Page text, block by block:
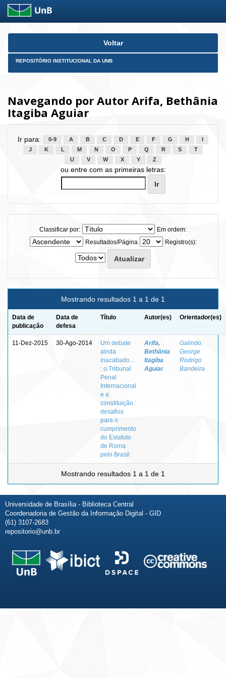
Skip
Voltar
REPOSITÓRIO INSTITUCIONAL DA UNB
Navegando por Autor Arifa, Bethânia
Itagiba Aguiar
Ir para: 0-9 A B C D E F G H
J
K L M N O P Q R S
T
U
V W X Y Z
ou entre com as primeiras letras:
Classificar por:
Em ordem:
Resultados/Página
Registro(s):
Mostrando resultados 1 a 1 de 1
Data de
publicação
Data de
defesa
Título Autor(es) Orientador(es)
11-Dez-2015 30-Ago-2014
Um debate
ainda
inacabado...
: o Tribunal
Penal
Internacional
e a
constituição :
desafios
para o
cumprimento
do Estatuto
de Roma
pelo Brasil
Arifa,
Bethânia
Itagiba
Aguiar
Galindo,
George
Rodrigo
Bandeira
Mostrando resultados 1 a 1 de 1
Universidade de Brasília - Biblioteca Central
Coordenadoria de Gestão da Informação Digital - GID
(61) 3107-2683
repositorio@unb.br